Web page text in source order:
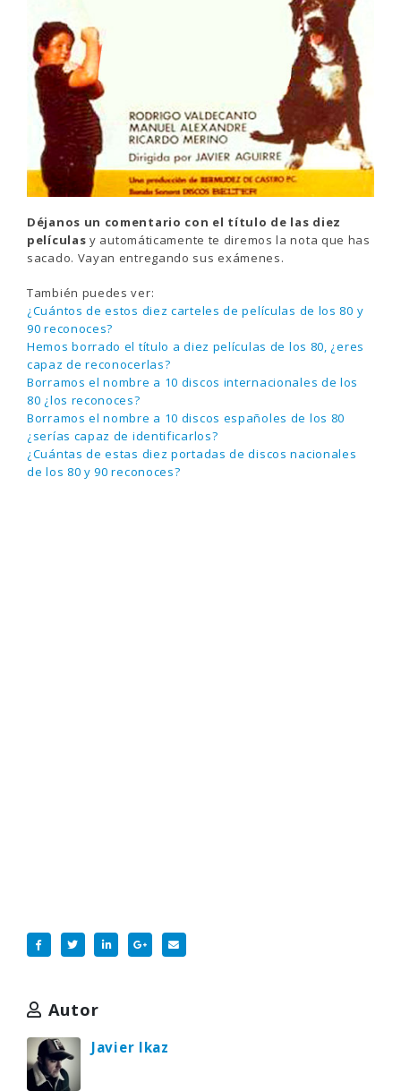
Déjanos un comentario con el título de las diez
películas y automáticamente te diremos la nota que has
sacado. Vayan entregando sus exámenes.
También puedes ver:
¿Cuántos de estos diez carteles de películas de los 80 y
90 reconoces?
Hemos borrado el título a diez películas de los 80, ¿eres
capaz de reconocerlas?
Borramos el nombre a 10 discos internacionales de los
80 ¿los reconoces?
Borramos el nombre a 10 discos españoles de los 80
¿serías capaz de identificarlos?
¿Cuántas de estas diez portadas de discos nacionales
de los 80 y 90 reconoces?
Autor
Javier Ikaz